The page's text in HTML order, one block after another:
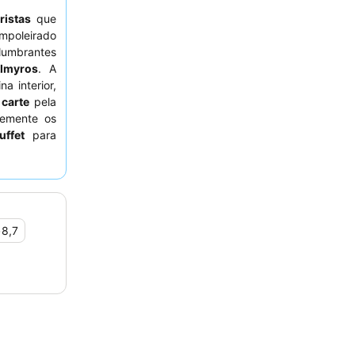
que
. A
interior,
pela
os
para
8,7